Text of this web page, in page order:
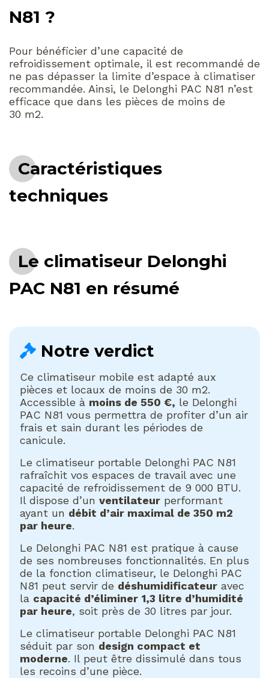
N81 ?
Pour bénéficier d’une capacité de
refroidissement optimale, il est recommandé de
ne pas dépasser la limite d’espace à climatiser
recommandée. Ainsi, le Delonghi PAC N81 n’est
efficace que dans les pièces de moins de
30 m2.
Caractéristiques
techniques
Le climatiseur Delonghi
PAC N81 en résumé
Notre verdict
Ce climatiseur mobile est adapté aux
pièces et locaux de moins de 30 m2.
Accessible à moins de 550 €, le Delonghi
PAC N81 vous permettra de profiter d’un air
frais et sain durant les périodes de
canicule.
Le climatiseur portable Delonghi PAC N81
rafraîchit vos espaces de travail avec une
capacité de refroidissement de 9 000 BTU.
Il dispose d’un ventilateur performant
ayant un débit d’air maximal de 350 m2
par heure.
Le Delonghi PAC N81 est pratique à cause
de ses nombreuses fonctionnalités. En plus
de la fonction climatiseur, le Delonghi PAC
N81 peut servir de déshumidificateur avec
la capacité d’éliminer 1,3 litre d’humidité
par heure, soit près de 30 litres par jour.
Le climatiseur portable Delonghi PAC N81
séduit par son design compact et
moderne. Il peut être dissimulé dans tous
les recoins d’une pièce.